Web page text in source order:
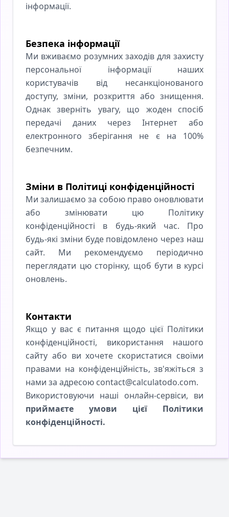
інформації.
Безпека інформації
Ми вживаємо розумних заходів для захисту
персональної інформації наших
користувачів від несанкціонованого
доступу, зміни, розкриття або знищення.
Однак зверніть увагу, що жоден спосіб
передачі даних через Інтернет або
електронного зберігання не є на 100%
безпечним.
Зміни в Політиці конфіденційності
Ми залишаємо за собою право оновлювати
або змінювати цю Політику
конфіденційності в будь-який час. Про
будь-які зміни буде повідомлено через наш
сайт. Ми рекомендуємо періодично
переглядати цю сторінку, щоб бути в курсі
оновлень.
Контакти
Якщо у вас є питання щодо цієї Політики
конфіденційності, використання нашого
сайту або ви хочете скористатися своїми
правами на конфіденційність, зв'яжіться з
нами за адресою contact@calculatodo.com.
Використовуючи наші онлайн-сервіси, ви
приймаєте умови цієї Політики
конфіденційності.